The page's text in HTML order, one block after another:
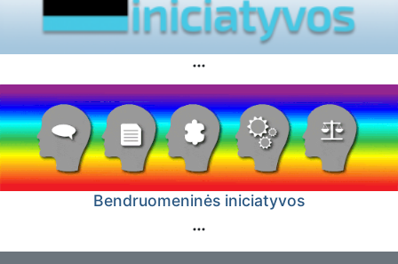
Bendruomeninės iniciatyvos